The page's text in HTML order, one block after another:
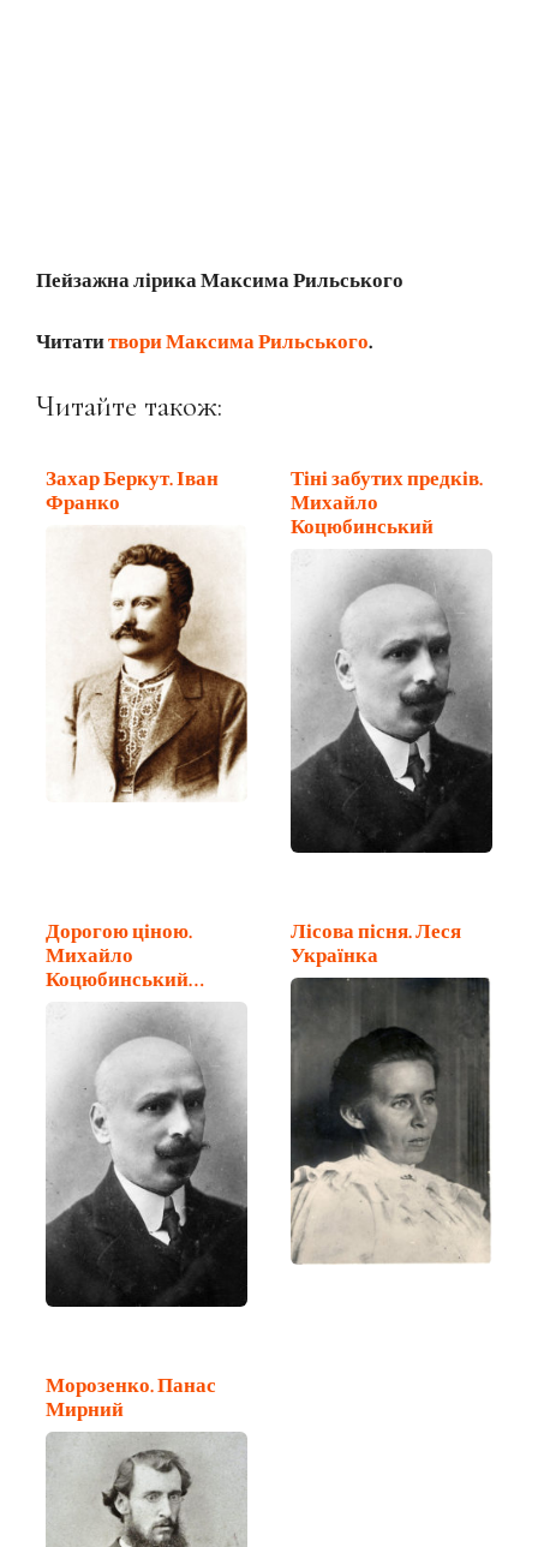
Пейзажна лірика Максима Рильського
Читатитвори Максима Рильського.
Читайте також:
Захар Беркут. Іван
Франко
Тіні забутих предків.
Михайло
Коцюбинський
Дорогою ціною.
Михайло
Коцюбинський
(частина 2)
Лісова пісня. Леся
Українка
Морозенко. Панас
Мирний